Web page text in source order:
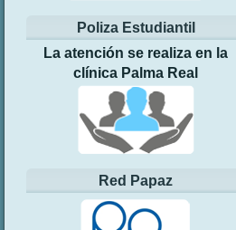
Poliza Estudiantil
La atención se realiza en la
clínica Palma Real
Red Papaz